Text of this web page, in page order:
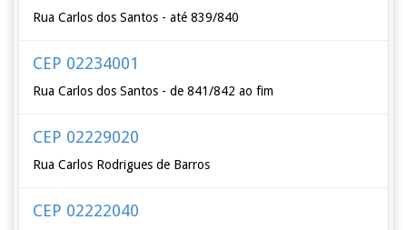
Rua Carlos dos Santos - até 839/840
CEP 02234001
Rua Carlos dos Santos - de 841/842 ao fim
CEP 02229020
Rua Carlos Rodrigues de Barros
CEP 02222040